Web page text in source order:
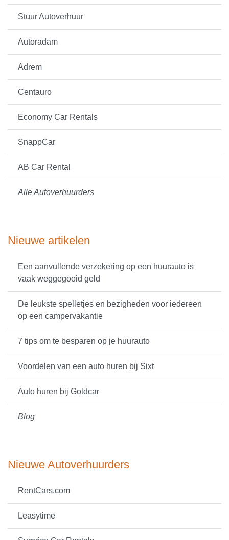
Stuur Autoverhuur
Autoradam
Adrem
Centauro
Economy Car Rentals
SnappCar
AB Car Rental
Alle Autoverhuurders
Nieuwe artikelen
Een aanvullende verzekering op een huurauto is
vaak weggegooid geld
De leukste spelletjes en bezigheden voor iedereen
op een campervakantie
7 tips om te besparen op je huurauto
Voordelen van een auto huren bij Sixt
Auto huren bij Goldcar
Blog
Nieuwe Autoverhuurders
RentCars.com
Leasytime